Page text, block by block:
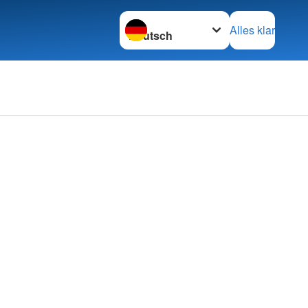
Sprache wechseln zu
Alles klar